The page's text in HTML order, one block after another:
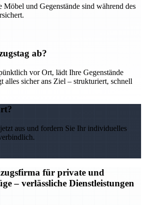
Möbel und Gegenstände sind während des
ab?
vor Ort, lädt Ihre Gegenstände
alles sicher ans Ziel – strukturiert, schnell
aus und fordern Sie Ihr individuelles
für private und
– verlässliche Dienstleistungen